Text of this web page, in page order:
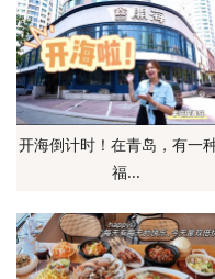
开海倒计时！在青岛，有一
福...